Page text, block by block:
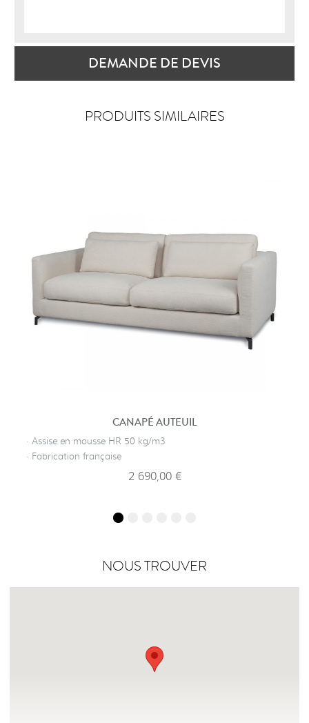
DEMANDE DE DEVIS
PRODUITS SIMILAIRES
CANAPÉ AUTEUIL
· Assise en mousse HR 50 kg/m3
· Fabrication française
2 690,00 €
NOUS TROUVER